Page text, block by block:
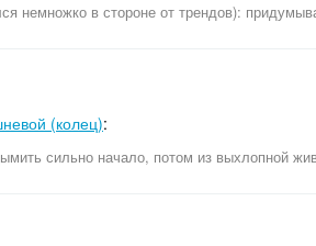
немножко в стороне от трендов):
(колец):
сильно начало, потом из выхлопной